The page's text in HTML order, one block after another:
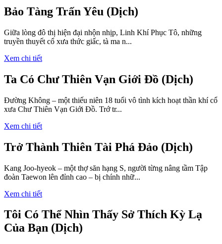
Bảo Tàng Trấn Yêu (Dịch)
Giữa lòng đô thị hiện đại nhộn nhịp, Linh Khí Phục Tô, những
truyền thuyết cổ xưa thức giấc, tà ma n...
Xem chi tiết
Ta Có Chư Thiên Vạn Giới Đồ (Dịch)
Đường Không – một thiếu niên 18 tuổi vô tình kích hoạt thần khí cổ
xưa Chư Thiên Vạn Giới Đồ. Trớ tr...
Xem chi tiết
Trở Thành Thiên Tài Phá Đảo (Dịch)
Kang Joo-hyeok – một thợ săn hạng S, người từng nâng tầm Tập
đoàn Taewon lên đỉnh cao – bị chính nhữ...
Xem chi tiết
Tôi Có Thể Nhìn Thấy Sở Thích Kỳ Lạ
Của Bạn (Dịch)